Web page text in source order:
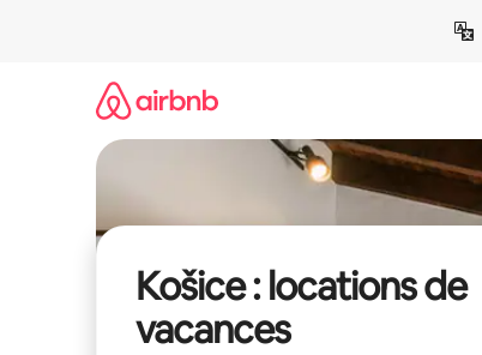
Košice : locations de
vacances